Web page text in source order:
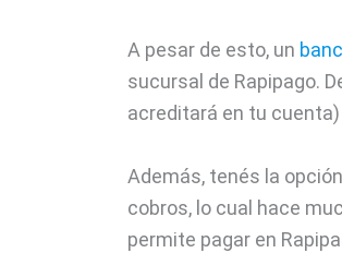
A pesar de esto, un
sucursal de Rapipago.
acreditará en tu
Además, tenés la
cobros, lo cual hace
permite pagar en